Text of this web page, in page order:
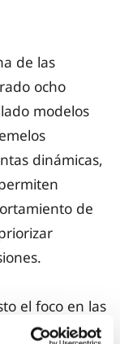
de las
ocho
modelos
dinámicas,
de
el foco en las
En